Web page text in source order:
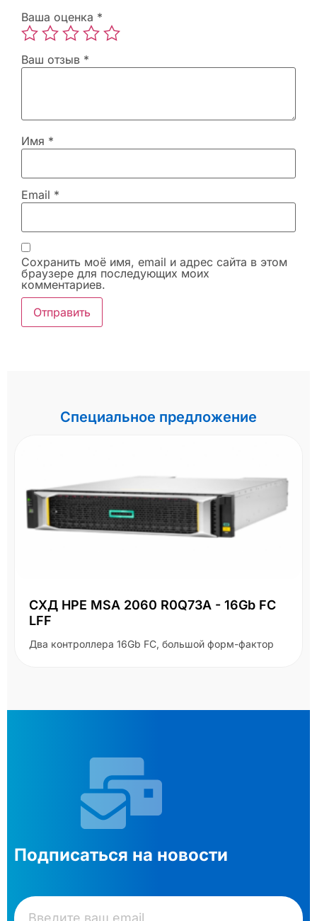
Ваша оценка *
Ваш отзыв *
Имя *
Email *
Сохранить моё имя, email и адрес сайта в этом
браузере для последующих моих
комментариев.
Специальное предложение
СХД HPE MSA 2060 R0Q73A - 16Gb FC
LFF
Два контроллера 16Gb FC, большой форм-фактор
Подписаться на новости